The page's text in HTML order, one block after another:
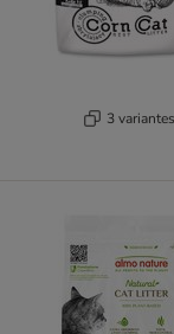
3 variantes